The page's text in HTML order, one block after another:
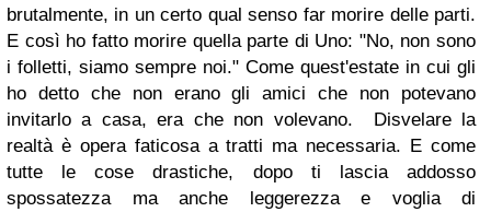
brutalmente, in un certo qual senso far morire delle parti.
E così ho fatto morire quella parte di Uno: "No, non sono
i folletti, siamo sempre noi." Come quest'estate in cui gli
ho detto che non erano gli amici che non potevano
invitarlo a casa, era che non volevano. Disvelare la
realtà è opera faticosa a tratti ma necessaria. E come
tutte le cose drastiche, dopo ti lascia addosso
spossatezza ma anche leggerezza e voglia di